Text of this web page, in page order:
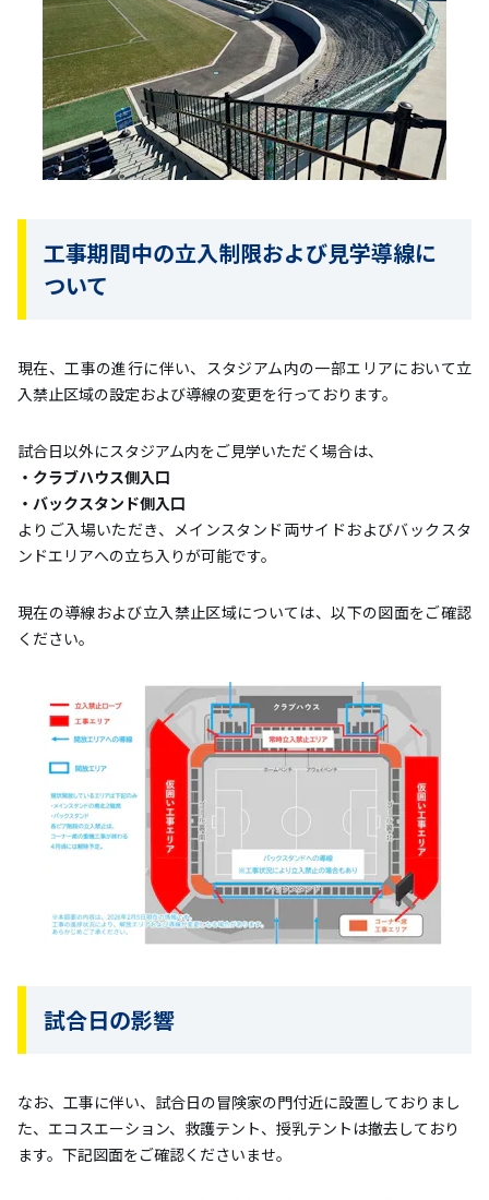
工事期間中の立入制限および見学導線に
ついて
現在、工事の進行に伴い、スタジアム内の一部エリアにおいて立
入禁止区域の設定および導線の変更を行っております。
試合日以外にスタジアム内をご見学いただく場合は、
・クラブハウス側入口
・バックスタンド側入口
よりご入場いただき、メインスタンド両サイドおよびバックスタ
ンドエリアへの立ち入りが可能です。
現在の導線および立入禁止区域については、以下の図面をご確認
ください。
試合日の影響
なお、工事に伴い、試合日の冒険家の門付近に設置しておりまし
た、エコスエーション、救護テント、授乳テントは撤去しており
ます。下記図面をご確認くださいませ。